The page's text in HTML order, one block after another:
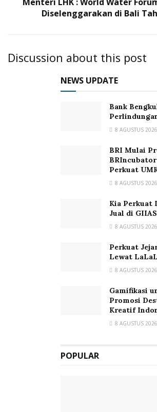
Diselenggarakan di Bali
Discussion about this post
NEWS UPDATE
Bank
8 AGUSTUS 2026
BRI Mulai
Perkuat
8 AGUSTUS 2026
Kia Perkuat
Jual di
8 AGUSTUS 2026
Perkuat
Lewat
8 AGUSTUS 2026
Gamifikasi
Promosi
Kreatif
8 AGUSTUS 2026
POPULAR